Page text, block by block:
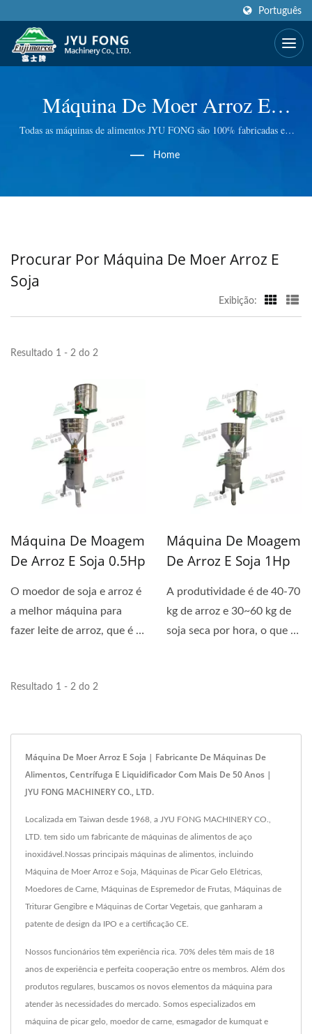
Português
Máquina De Moer Arroz E
SojaPesquisado | Fabricante De
Máquinas De Alimentos,
Todas as máquinas de alimentos JYU FONG são 100% fabricadas em
para que possamos lhe oferecer a melhor qualidade.
Home
Procurar Por Máquina De Moer Arroz E
Soja
Exibição:
Resultado 1 - 2 do 2
Máquina De Moagem
De Arroz E Soja 0.5Hp
O moedor de soja e arroz é
a melhor máquina para
fazer leite de arroz, que é o
Máquina De Moagem
De Arroz E Soja 1Hp
A produtividade é de 40-70
kg de arroz e 30~60 kg de
soja seca por hora, o que é
Resultado 1 - 2 do 2
Máquina De Moer Arroz E Soja | Fabricante De Máquinas De
Alimentos, Centrífuga E Liquidificador Com Mais De 50 Anos |
JYU FONG MACHINERY CO., LTD.
Localizada em Taiwan desde 1968, a JYU FONG MACHINERY CO.,
LTD. tem sido um fabricante de máquinas de alimentos de aço
inoxidável.Nossas principais máquinas de alimentos, incluindo
Máquina de Moer Arroz e Soja, Máquinas de Picar Gelo Elétricas,
Moedores de Carne, Máquinas de Espremedor de Frutas, Máquinas de
Triturar Gengibre e Máquinas de Cortar Vegetais, que ganharam a
patente de design da IPO e a certificação CE.
Nossos funcionários têm experiência rica. 70% deles têm mais de 18
anos de experiência e perfeita cooperação entre os membros. Além dos
produtos regulares, buscamos os novos elementos da máquina para
atender às necessidades do mercado. Somos especializados em
máquina de picar gelo, moedor de carne, esmagador de kumquat e